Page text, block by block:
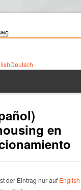
Deutsch
en
der Eintrag nur auf English